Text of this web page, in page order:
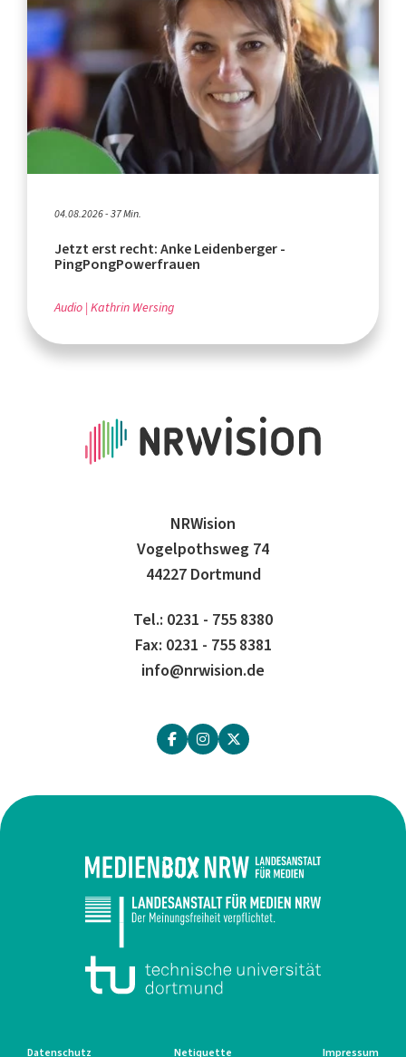
04.08.2026 - 37 Min.
Jetzt erst recht: Anke Leidenberger -
PingPongPowerfrauen
Audio Kathrin Wersing
NRWision
Vogelpothsweg 74
44227 Dortmund
Tel.: 0231 - 755 8380
Fax: 0231 - 755 8381
info@nrwision.de
Datenschutz Netiquette Impressum